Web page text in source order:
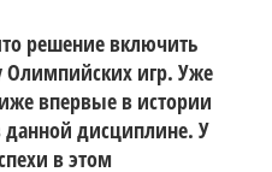
решение включить
Олимпийских игр. Уже
впервые в истории
данной дисциплине. У
в этом